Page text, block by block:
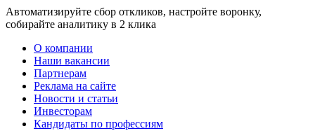
Автоматизируйте сбор откликов, настройте воронку,
собирайте аналитику в 2 клика
О компании
Наши вакансии
Партнерам
Реклама на сайте
Новости и статьи
Инвесторам
Кандидаты по профессиям